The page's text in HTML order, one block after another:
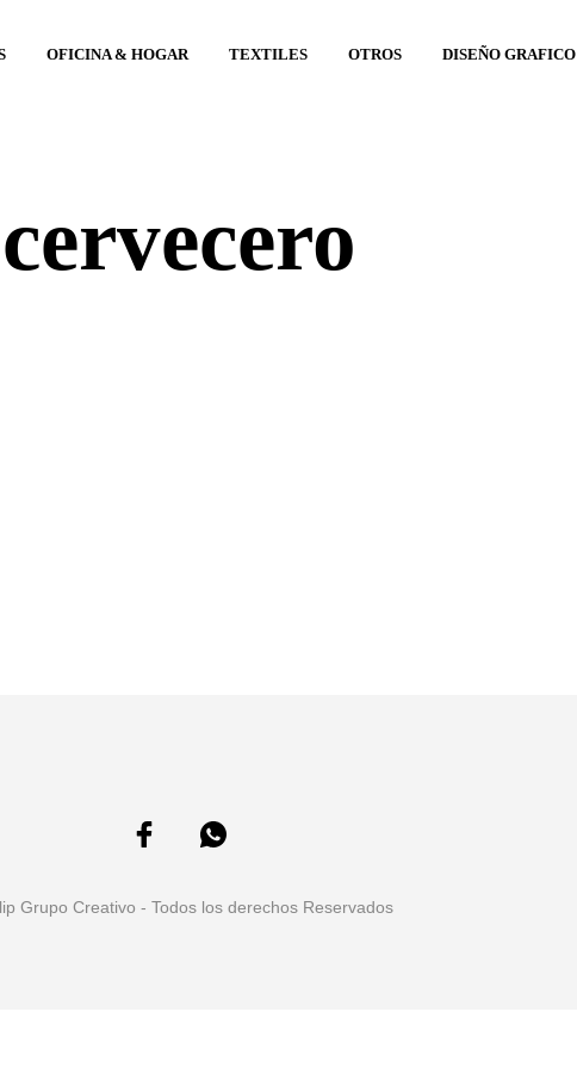
OFICINA & HOGAR TEXTILES OTROS DISEÑO GRAFICO
cervecero
Grupo Creativo - Todos los derechos Reservados